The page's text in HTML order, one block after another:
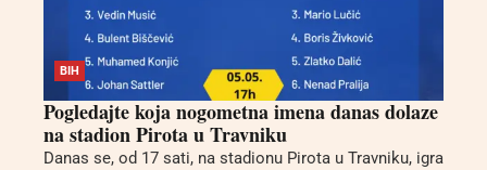
BIH
Pogledajte koja nogometna imena danas dolaze
na stadion Pirota u Travniku
Danas se, od 17 sati, na stadionu Pirota u Travniku, igra